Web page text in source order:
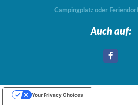
Campingplatz oder
Auch auf:
Your Privacy Choices